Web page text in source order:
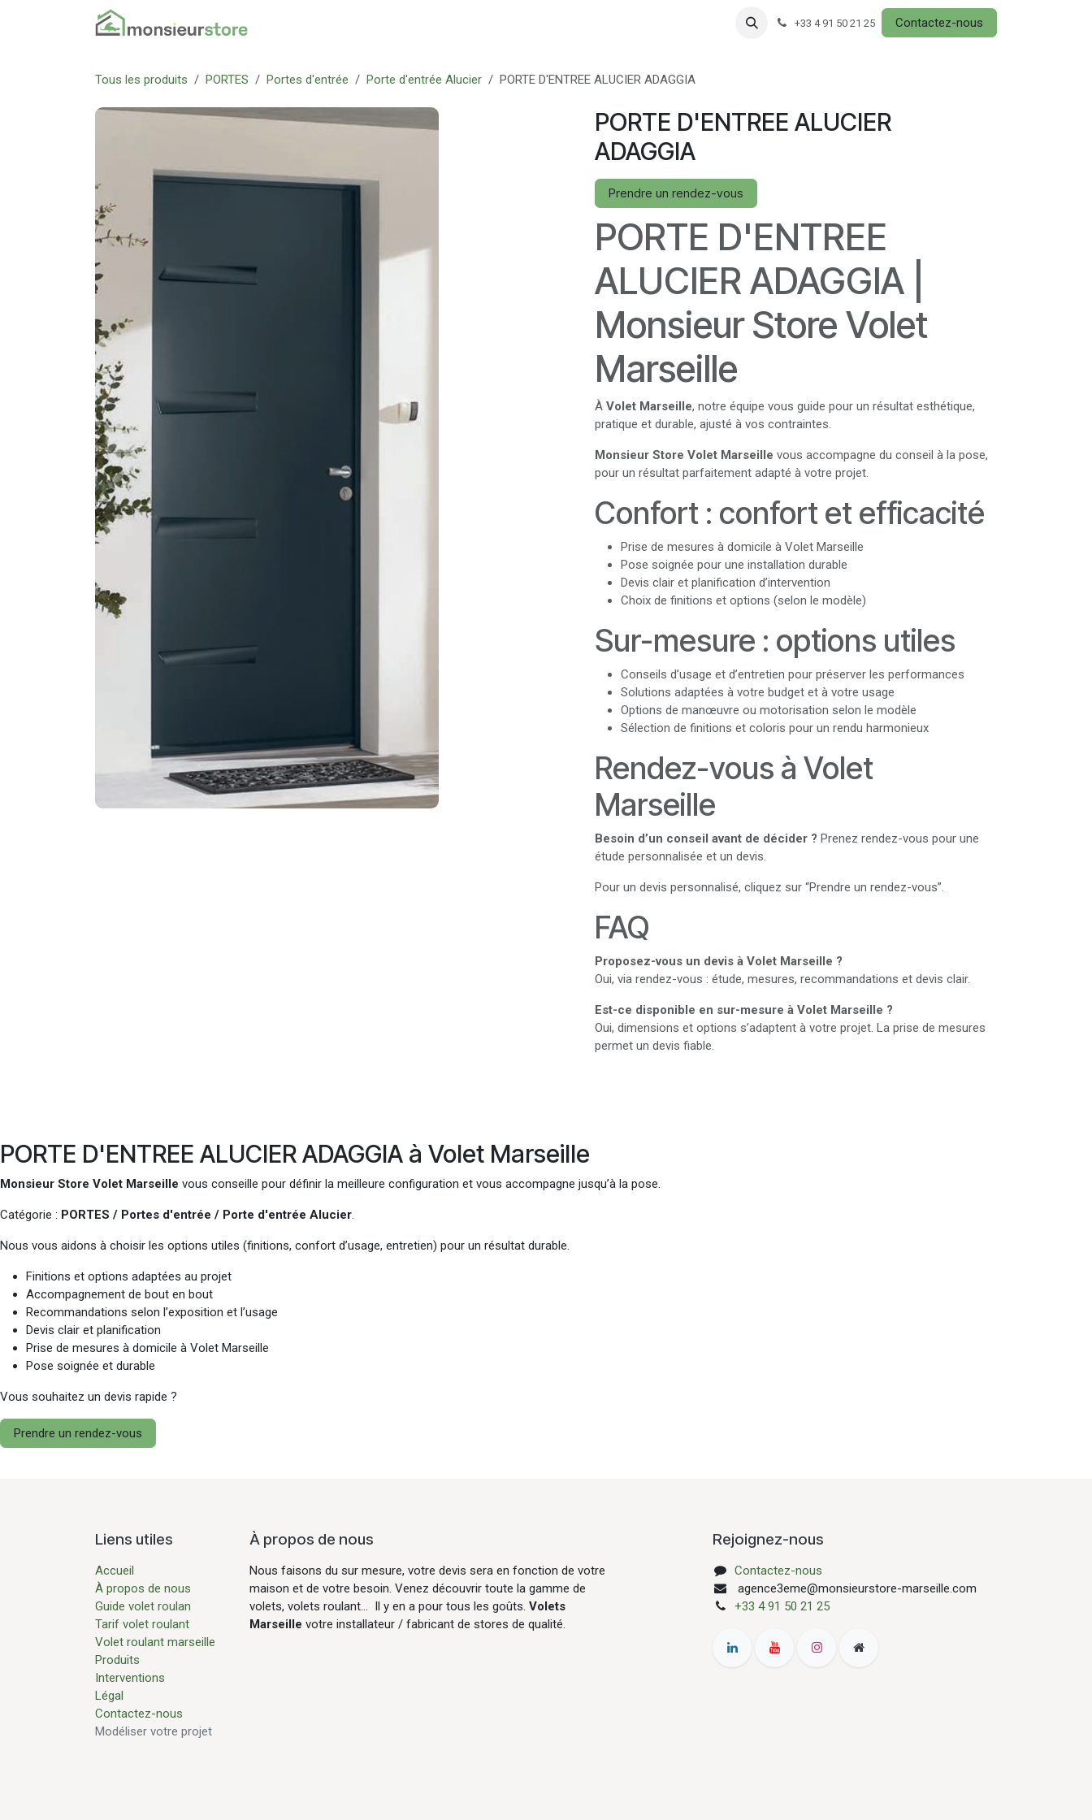
Se rendre au contenu
+33 4 91 50 21 25 Contactez-nous
Tous les produits PORTES Portes d'entrée Porte d'entrée Alucier PORTE D'ENTREE ALUCIER ADAGGIA
PORTE D'ENTREE ALUCIER
ADAGGIA
Prendre un rendez-vous
PORTE D'ENTREE
ALUCIER ADAGGIA |
Monsieur Store Volet
Marseille
À Volet Marseille, notre équipe vous guide pour un résultat esthétique,
pratique et durable, ajusté à vos contraintes.
Monsieur Store Volet Marseille vous accompagne du conseil à la pose,
pour un résultat parfaitement adapté à votre projet.
Confort : confort et efficacité
Prise de mesures à domicile à Volet Marseille
Pose soignée pour une installation durable
Devis clair et planification d’intervention
Choix de finitions et options (selon le modèle)
Sur-mesure : options utiles
Conseils d’usage et d’entretien pour préserver les performances
Solutions adaptées à votre budget et à votre usage
Options de manœuvre ou motorisation selon le modèle
Sélection de finitions et coloris pour un rendu harmonieux
Rendez-vous à Volet
Marseille
Besoin d’un conseil avant de décider ? Prenez rendez-vous pour une
étude personnalisée et un devis.
Pour un devis personnalisé, cliquez sur “Prendre un rendez-vous”.
FAQ
Proposez-vous un devis à Volet Marseille ?
Oui, via rendez-vous : étude, mesures, recommandations et devis clair.
Est-ce disponible en sur-mesure à Volet Marseille ?
Oui, dimensions et options s’adaptent à votre projet. La prise de mesures
permet un devis fiable.
PORTE D'ENTREE ALUCIER ADAGGIA à Volet Marseille
Monsieur Store Volet Marseille vous conseille pour définir la meilleure configuration et vous accompagne jusqu’à la pose.
Catégorie : PORTES / Portes d'entrée / Porte d'entrée Alucier.
Nous vous aidons à choisir les options utiles (finitions, confort d’usage, entretien) pour un résultat durable.
Finitions et options adaptées au projet
Accompagnement de bout en bout
Recommandations selon l’exposition et l’usage
Devis clair et planification
Prise de mesures à domicile à Volet Marseille
Pose soignée et durable
Vous souhaitez un devis rapide ?
Prendre un rendez-vous
Liens utiles
Accueil
À propos de nous
Guide volet roulan
Tarif volet roulant
Volet roulant marseille
Produits
Interventions
Légal
Contactez-nous
Modéliser votre projet
À propos de nous
Nous faisons du sur mesure, votre devis sera en fonction de votre
maison et de votre besoin. Venez découvrir toute la gamme de
volets, volets roulant... Il y en a pour tous les goûts. Volets
Marseille votre installateur / fabricant de stores de qualité.
Rejoignez-nous
Contactez-nous
agence3eme@monsieurstore-marseille.com
+33 4 91 50 21 25